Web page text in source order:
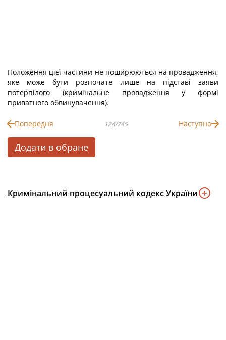
Положення цієї частини не поширюються на провадження,
яке може бути розпочате лише на підставі заяви
потерпілого (кримінальне провадження у формі
приватного обвинувачення).
Попередня 124/745 Наступна
Додати в обране
Кримінальний процесуальний кодекс України